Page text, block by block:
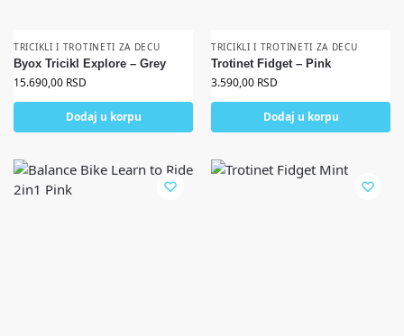
TRICIKLI I TROTINETI ZA DECU
Byox Tricikl Explore – Grey
15.690,00 RSD
Dodaj u korpu
TRICIKLI I TROTINETI ZA DECU
Trotinet Fidget – Pink
3.590,00 RSD
Dodaj u korpu